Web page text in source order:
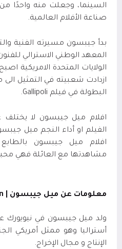
السينما، وجعلت منه واحدًا
صناعة الأفلام العالمية.
بدأ جيبسون مسيرته الفنية
المعهد الوطني الاسترالي
الولايات المتحدة الامريكية
ازدادت شعبيته في التمثيل
البطولة في فيلم Gallipoli.
افلام ميل جيبسون لا يختلف
الفيلم او أداء النجم ميل
افلام ميل جيبسون
مشاهدتها مع العائلة فهي
| معلومات عن ميل جيبسون
أستراليا وهو ممثل أمريكي
الإنتاج و مجال الإخراج.